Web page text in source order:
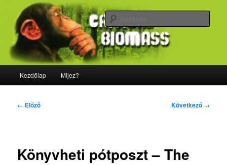
elsődleges
tartalomraCriticalBiomass
Majdnem minden, ami biológia
Kezdőlap Mijez?
Bejegyzés
← Előző Következő →
Könyvheti pótposzt – The